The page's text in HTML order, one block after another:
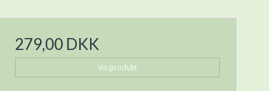
279,00 DKK
Vis produkt